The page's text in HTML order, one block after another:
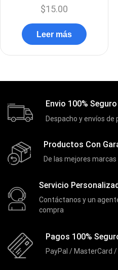
Discos Solido Externos
Discos Solido Internos
DLINK (1)
DVRs (1)
Enclouser (8)
Enfriador de Poder RGB
Extensiones
Ezpower (2)
EZVIZ (21)
Forza (16)
Fuentes de Poder (9)
$15.00
Leer más
Envio 100% Seguro
Despacho y envíos
Productos Con
De las mejores
Servicio
Contáctanos y un
compra
Pagos 100%
PayPal / MasterCard /